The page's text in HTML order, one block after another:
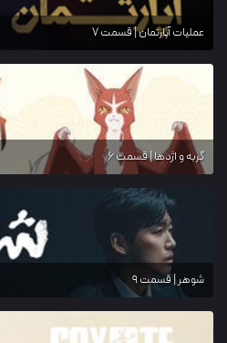
عملیات آپارتمان | قسمت 7
گربه و اژدها | قسمت 6
شوهر | قسمت 9